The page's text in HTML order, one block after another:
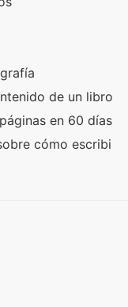
de un libro
en 60 días
cómo escribi